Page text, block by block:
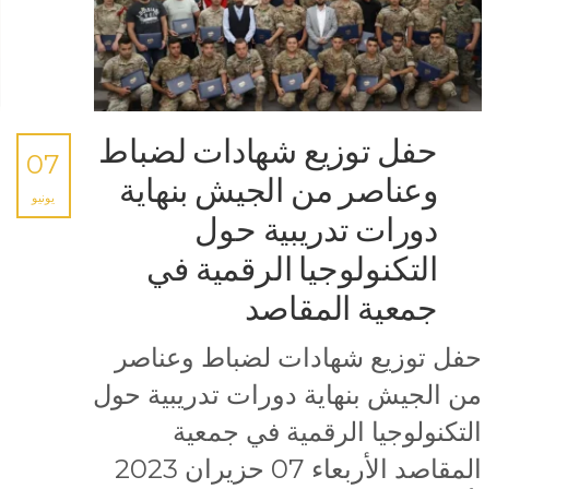
حفل توزيع شهادات لضباط
وعناصر من الجيش بنهاية
دورات تدريبية حول
التكنولوجيا الرقمية في
جمعية المقاصد
07
يونيو
حفل توزيع شهادات لضباط وعناصر
من الجيش بنهاية دورات تدريبية حول
التكنولوجيا الرقمية في جمعية
المقاصد الأربعاء 07 حزيران 2023